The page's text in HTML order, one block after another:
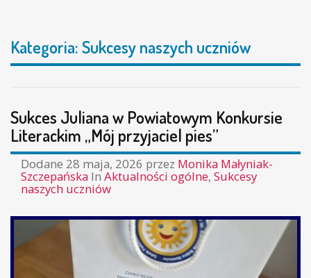
Kategoria:Sukcesy naszych uczniów
Sukces Juliana w Powiatowym Konkursie
Literackim „Mój przyjaciel pies”
Dodane 28 maja, 2026 przez Monika Małyniak-
Szczepańska InAktualności ogólne, Sukcesy
naszych uczniów